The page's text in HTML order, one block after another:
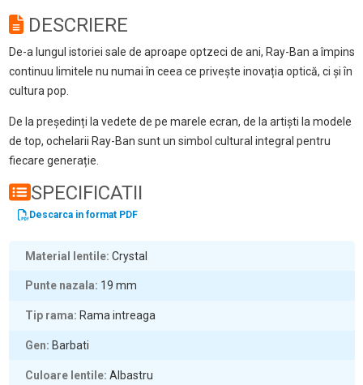
DESCRIERE
De-a lungul istoriei sale de aproape optzeci de ani, Ray-Ban a împins
continuu limitele nu numai în ceea ce privește inovația optică, ci și în
cultura pop.
De la președinți la vedete de pe marele ecran, de la artiști la modele
de top, ochelarii Ray-Ban sunt un simbol cultural integral pentru
fiecare generație.
SPECIFICATII
Descarca in format PDF
Material lentile Crystal
Punte nazala 19 mm
Tip rama Rama intreaga
Gen Barbati
Culoare lentile Albastru